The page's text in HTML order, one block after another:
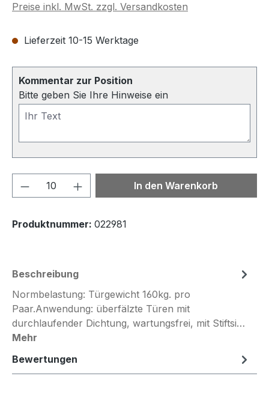
Preise inkl. MwSt. zzgl. Versandkosten
Lieferzeit 10-15 Werktage
Kommentar zur Position
Bitte geben Sie Ihre Hinweise ein
Produkt Anzahl: Gib denIn den Warenkorb
Produktnummer: 022981
Beschreibung
Normbelastung: Türgewicht 160kg. pro
Paar.Anwendung: überfälzte Türen mit
durchlaufender Dichtung, wartungsfrei, mit Stiftsi…
Mehr
Bewertungen